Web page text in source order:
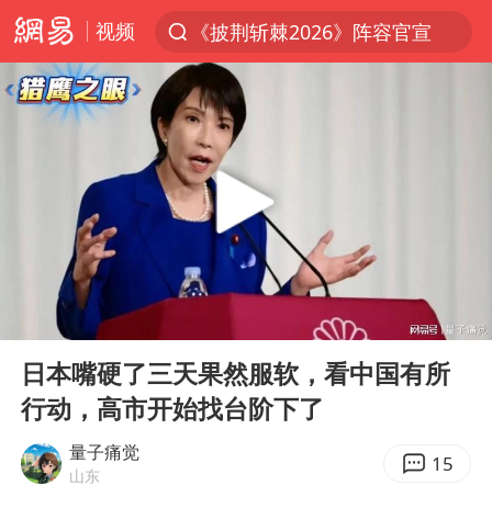
视频
《披荆斩棘2026》阵容官宣
杭州机场已取消航班388架次
白海豚北上或致京津冀暴雨
美将每月供乌爱国者拦截导弹
Play
00:00 04:25
日本嘴硬了三天果然服软，看中国有所
行动，高市开始找台阶下了
量子痛觉
山东 15